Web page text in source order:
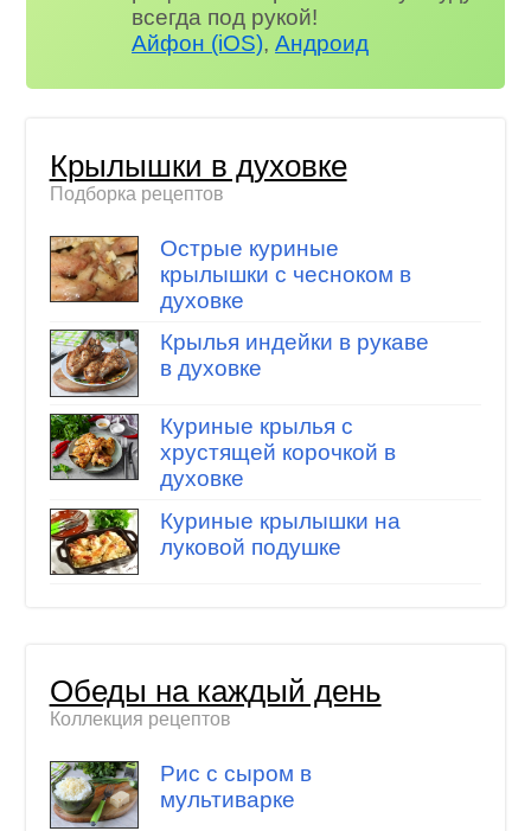
всегда под рукой!
Айфон (iOS),Андроид
Крылышки в духовке
Подборка рецептов
Острые куриные
крылышки с чесноком в
духовке
Крылья индейки в рукаве
в духовке
Куриные крылья с
хрустящей корочкой в
духовке
Куриные крылышки на
луковой подушке
Обеды на каждый день
Коллекция рецептов
Рис с сыром в
мультиварке